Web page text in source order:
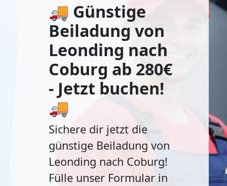
🚚 Günstige
Beiladung von
Leonding nach
Coburg ab 280€
- Jetzt buchen!
🚚
Sichere dir jetzt die
günstige Beiladung von
Leonding nach Coburg!
Fülle unser Formular in